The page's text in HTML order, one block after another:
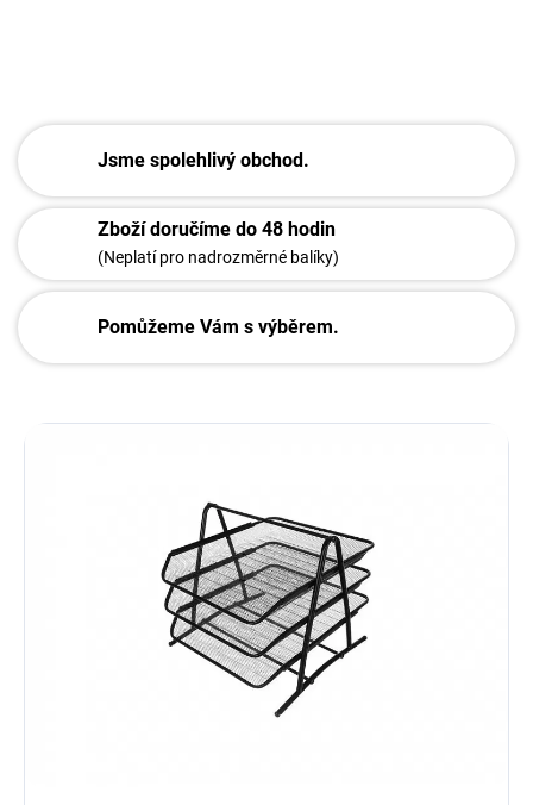
Jsme spolehlivý obchod.
Zboží doručíme do 48 hodin
(Neplatí pro nadrozměrné balíky)
Pomůžeme Vám s výběrem.